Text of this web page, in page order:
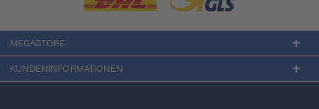
MEGASTORE
KUNDENINFORMATIONEN